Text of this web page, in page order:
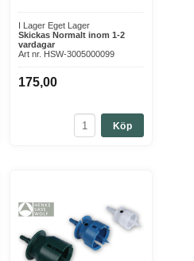
I Lager Eget Lager
Skickas Normalt inom 1-2
vardagar
Art nr. HSW-3005000099
175,00
Köp